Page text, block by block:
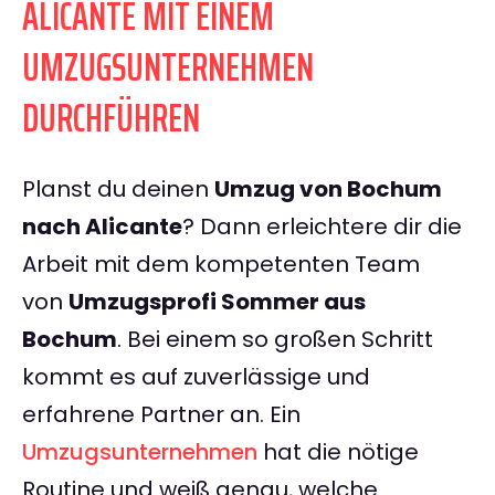
ALICANTE MIT EINEM
UMZUGSUNTERNEHMEN
DURCHFÜHREN
Planst du deinen Umzug von Bochum
nach Alicante? Dann erleichtere dir die
Arbeit mit dem kompetenten Team
von Umzugsprofi Sommer aus
Bochum. Bei einem so großen Schritt
kommt es auf zuverlässige und
erfahrene Partner an. Ein
Umzugsunternehmen hat die nötige